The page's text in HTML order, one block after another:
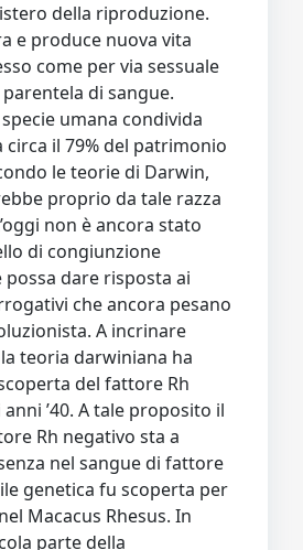
della riproduzione.
e produce nuova vita
come per via sessuale
di sangue.
umana condivida
circa il 79% del patrimonio
le teorie di Darwin,
proprio da tale razza
non è ancora stato
di congiunzione
possa dare risposta ai
che ancora pesano
A incrinare
teoria darwiniana ha
del fattore Rh
’40. A tale proposito il
Rh negativo sta a
nel sangue di fattore
genetica fu scoperta per
Macacus Rhesus. In
parte della